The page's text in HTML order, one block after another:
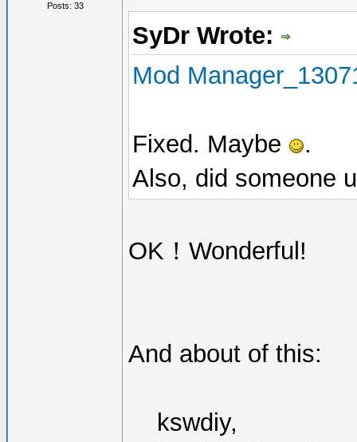
Posts: 33
SyDr Wrote:
Mod
Fixed. Maybe
.
Also, did someone
OK！Wonderful!
And about of this:
kswdiy,